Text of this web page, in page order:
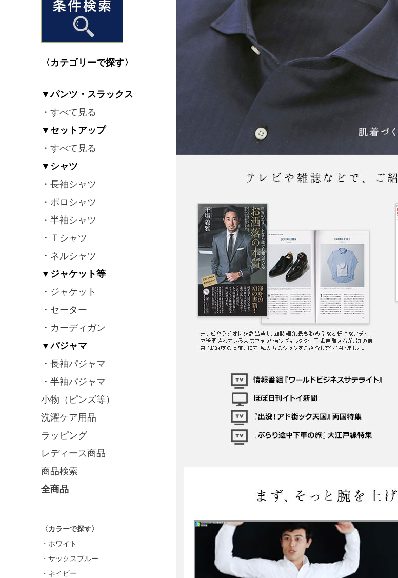
〈カテゴリーで探す〉
▼パンツ・スラックス
・すべて見る
▼セットアップ
・すべて見る
▼シャツ
・長袖シャツ
・ポロシャツ
・半袖シャツ
・Ｔシャツ
・ネルシャツ
▼ジャケット等
・ジャケット
・セーター
・カーディガン
▼パジャマ
・長袖パジャマ
・半袖パジャマ
小物（ピンズ等）
洗濯ケア用品
ラッピング
レディース商品
商品検索
全商品
〈カラーで探す〉
・ホワイト
・サックスブルー
・ネイビー